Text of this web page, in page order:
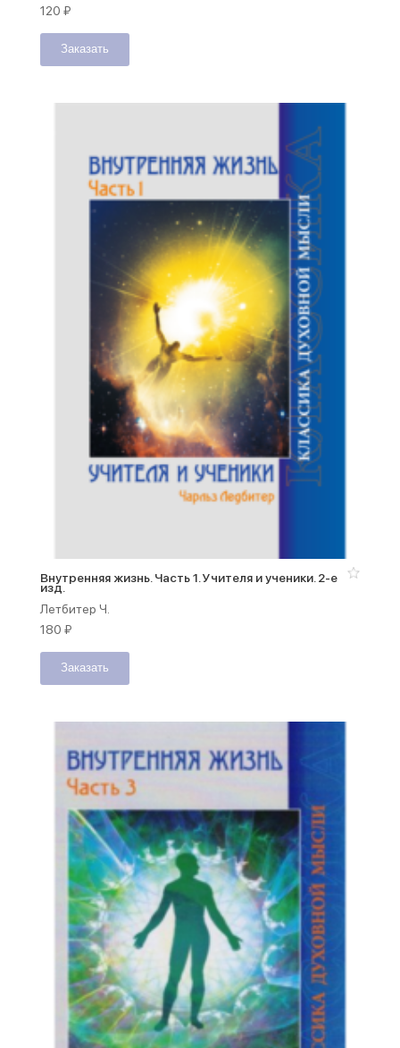
120 ₽
Заказать
Внутренняя жизнь. Часть 1. Учителя и ученики. 2-е
изд.
Летбитер Ч.
180 ₽
Заказать